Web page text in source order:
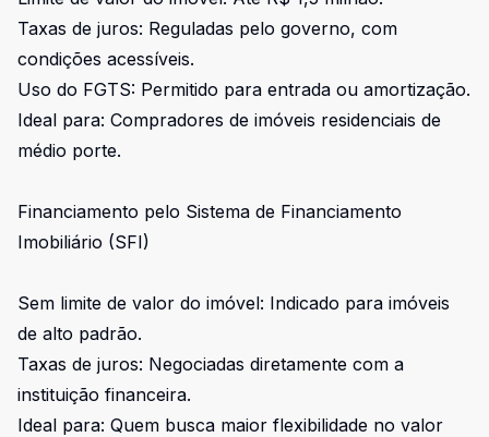
Taxas de juros: Reguladas pelo governo, com
condições acessíveis.
Uso do FGTS: Permitido para entrada ou amortização.
Ideal para: Compradores de imóveis residenciais de
médio porte.
Financiamento pelo Sistema de Financiamento
Imobiliário (SFI)
Sem limite de valor do imóvel: Indicado para imóveis
de alto padrão.
Taxas de juros: Negociadas diretamente com a
instituição financeira.
Ideal para: Quem busca maior flexibilidade no valor